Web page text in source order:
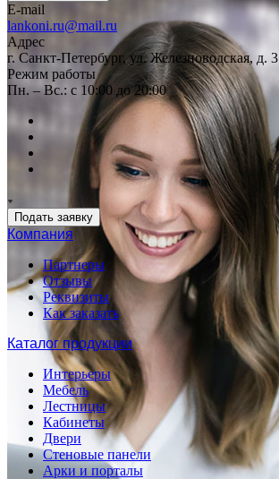
E-mail
lankoni.ru@mail.ru
Адрес
г. Санкт-Петербург, ул. Железноводская, д. 3
Режим работы
Пн. – Вс.: с 10:00 до 20:00
Подать заявку
Компания
Партнеры
Отзывы
Реквизиты
Как заказать
Каталог продукции
Интерьеры
Мебель
Лестницы
Кабинеты
Двери
Стеновые панели
Арки и порталы